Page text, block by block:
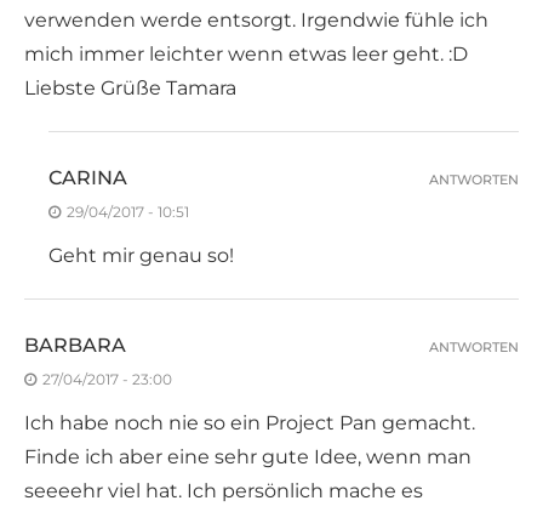
verwenden werde entsorgt. Irgendwie fühle ich
mich immer leichter wenn etwas leer geht. :D
Liebste Grüße Tamara
CARINA
29/04/2017 - 10:51
Geht mir genau so!
ANTWORTEN
BARBARA
27/04/2017 - 23:00
Ich habe noch nie so ein Project Pan gemacht.
Finde ich aber eine sehr gute Idee, wenn man
seeeehr viel hat. Ich persönlich mache es
ANTWORTEN